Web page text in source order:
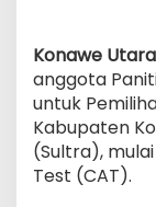
Konawe
anggota
untuk
Kabupaten
(Sultra),
Test (CAT).